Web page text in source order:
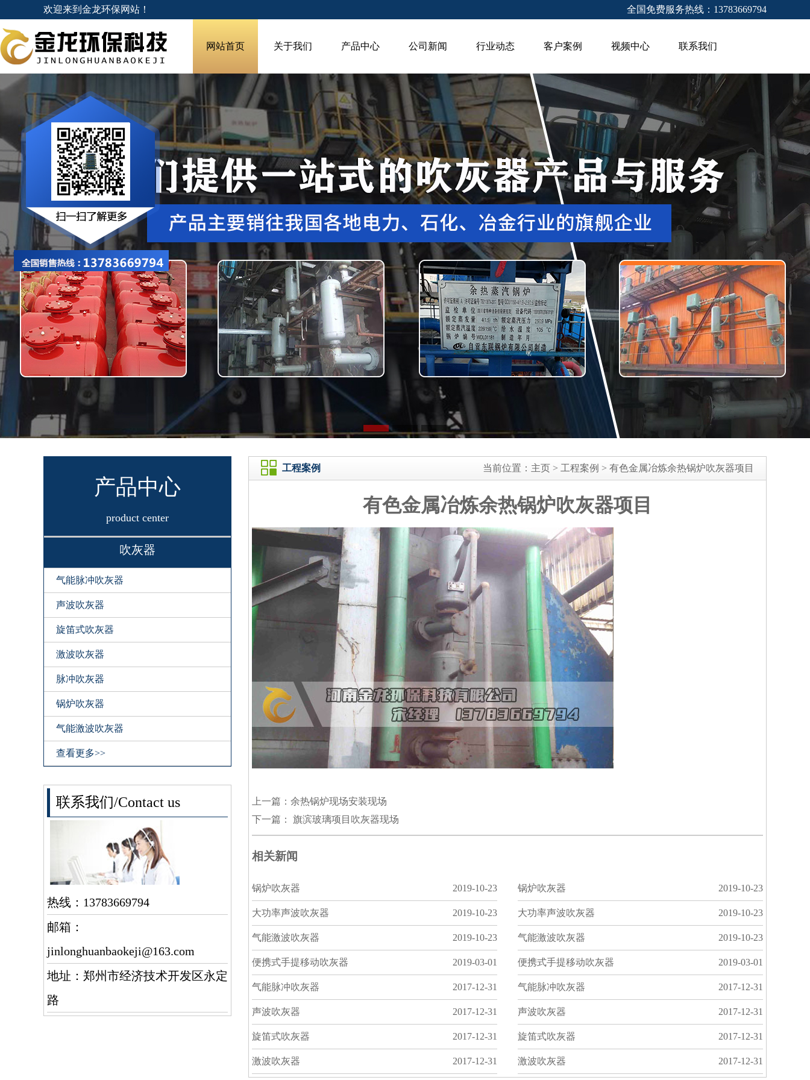
欢迎来到金龙环保网站！ 全国免费服务热线：13783669794
网站首页 关于我们 产品中心 公司新闻 行业动态 客户案例 视频中心 联系我们
1 2 3
产品中心
product center
吹灰器
气能脉冲吹灰器
声波吹灰器
旋笛式吹灰器
激波吹灰器
脉冲吹灰器
锅炉吹灰器
气能激波吹灰器
查看更多>>
联系我们/Contact us
热线：13783669794
邮箱：
jinlonghuanbaokeji@163.com
地址：郑州市经济技术开发区永定
路
工程案例 当前位置： 主页 > 工程案例 > 有色金属冶炼余热锅炉吹灰器项目
有色金属冶炼余热锅炉吹灰器项目
上一篇： 余热锅炉现场安装现场
下一篇：
旗滨玻璃项目吹灰器现场
相关新闻
锅炉吹灰器 2019-10-23
大功率声波吹灰器 2019-10-23
气能激波吹灰器 2019-10-23
便携式手提移动吹灰器 2019-03-01
气能脉冲吹灰器 2017-12-31
声波吹灰器 2017-12-31
旋笛式吹灰器 2017-12-31
激波吹灰器 2017-12-31
锅炉吹灰器 2019-10-23
大功率声波吹灰器 2019-10-23
气能激波吹灰器 2019-10-23
便携式手提移动吹灰器 2019-03-01
气能脉冲吹灰器 2017-12-31
声波吹灰器 2017-12-31
旋笛式吹灰器 2017-12-31
激波吹灰器 2017-12-31